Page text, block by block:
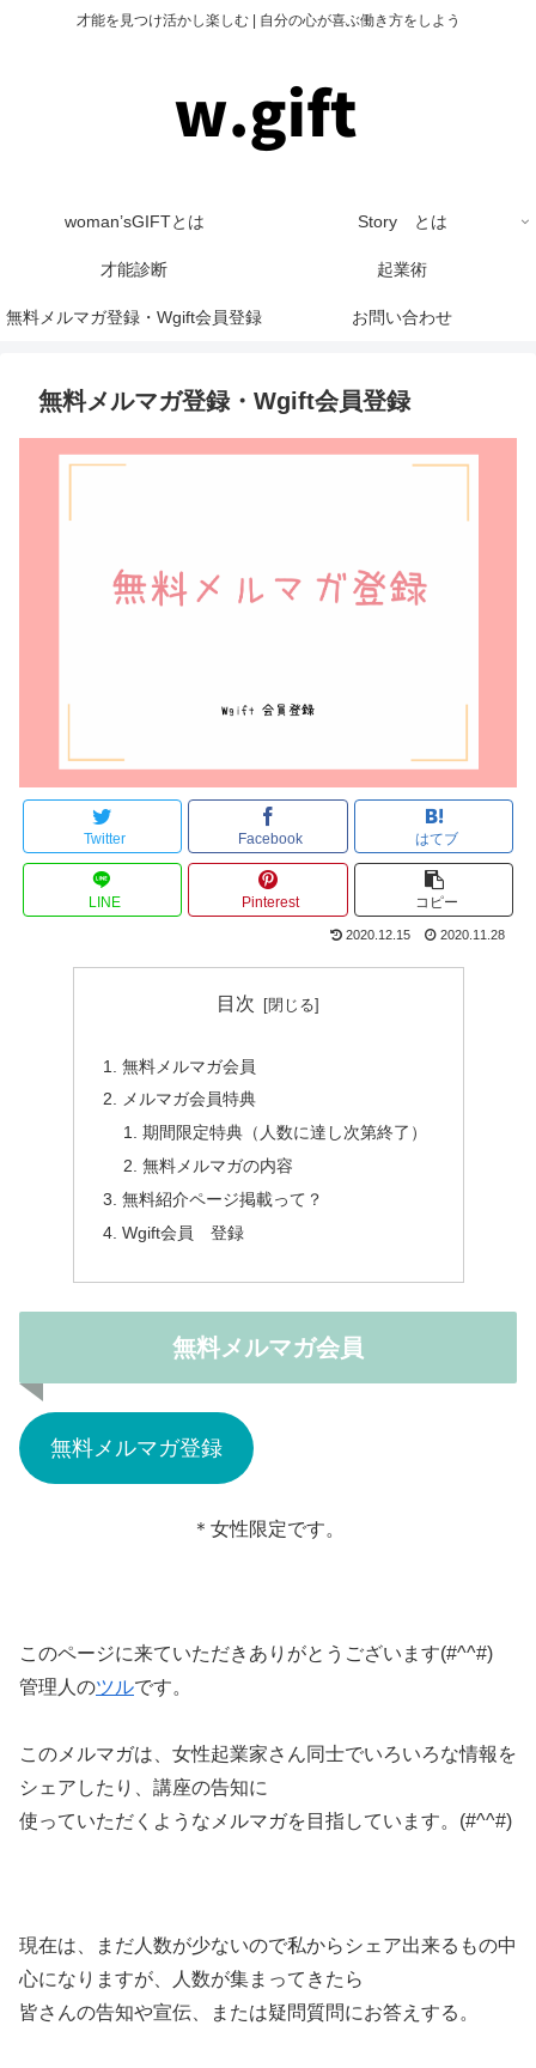
才能を見つけ活かし楽しむ | 自分の心が喜ぶ働き方をしよう
woman’sGIFTとは Story とは
才能診断 起業術
無料メルマガ登録・Wgift会員登録 お問い合わせ
無料メルマガ登録・Wgift会員登録
Twitter Facebook はてブ
LINE Pinterest コピー
2020.12.15 2020.11.28
目次
無料メルマガ会員
メルマガ会員特典
期間限定特典（人数に達し次第終了）
無料メルマガの内容
無料紹介ページ掲載って？
Wgift会員 登録
無料メルマガ会員
無料メルマガ登録
＊女性限定です。
このページに来ていただきありがとうございます(#^^#)
管理人のツルです。
このメルマガは、女性起業家さん同士でいろいろな情報を
シェアしたり、講座の告知に
使っていただくようなメルマガを目指しています。(#^^#)
現在は、まだ人数が少ないので私からシェア出来るもの中
心になりますが、人数が集まってきたら
皆さんの告知や宣伝、または疑問質問にお答えする。